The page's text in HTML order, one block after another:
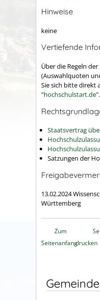
Hinweise
keine
Vertiefende
Über die Regeln
(Auswahlquoten
Sie sich bitte direkt
"hochschulstart.de".
Staatsvertrag
Satzungen der
13.02.2024
Württemberg
Zum
Seitenanfangdrucken